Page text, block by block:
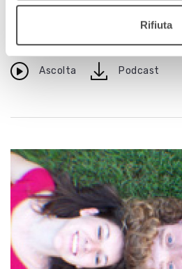
Rifiuta
Quindici giovani artisti
Ascolta downloadPodcast